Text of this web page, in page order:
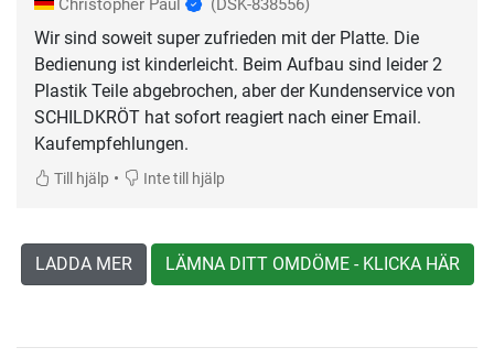
Christopher Paul (DSK-838556)
Wir sind soweit super zufrieden mit der Platte. Die
Bedienung ist kinderleicht. Beim Aufbau sind leider 2
Plastik Teile abgebrochen, aber der Kundenservice von
SCHILDKRÖT hat sofort reagiert nach einer Email.
Kaufempfehlungen.
Till hjälp • Inte till hjälp
LADDA MER LÄMNA DITT OMDÖME - KLICKA HÄR